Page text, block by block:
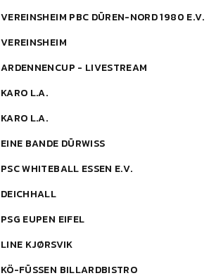
VEREINSHEIM PBC DÜREN-NORD 1980 E.V.
VEREINSHEIM
ARDENNENCUP - LIVESTREAM
KARO L.A.
KARO L.A.
EINE BANDE DÜRWISS
PSC WHITEBALL ESSEN E.V.
DEICHHALL
PSG EUPEN EIFEL
LINE KJØRSVIK
KÖ-FÜSSEN BILLARDBISTRO